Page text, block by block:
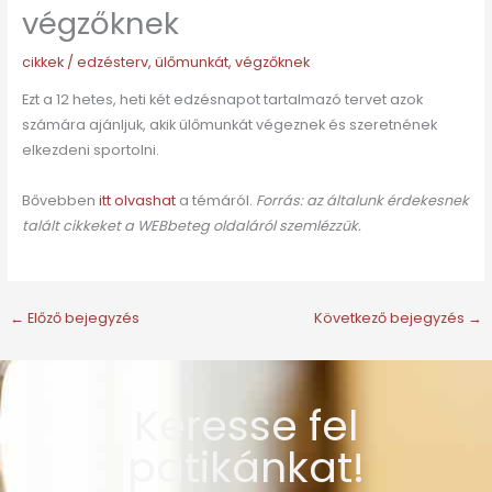
végzőknek
cikkek/ edzésterv, ülőmunkát, végzőknek
Ezt a 12 hetes, heti két edzésnapot tartalmazó tervet azok
számára ajánljuk, akik ülőmunkát végeznek és szeretnének
elkezdeni sportolni.
Bővebben itt olvashat a témáról. Forrás: az általunk érdekesnek
talált cikkeket a WEBbeteg oldaláról szemlézzük.
← Előző bejegyzés Következő bejegyzés →
Keresse fel
patikánkat!